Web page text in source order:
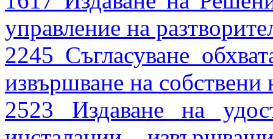
управление на
2245 Съгласуване
извършване на собствени
2523 Издаване на